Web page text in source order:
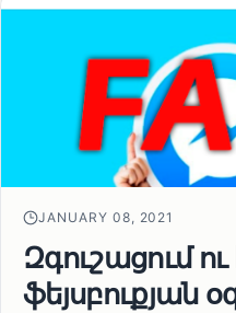
JANUARY 08, 2021
Զգուշացում
ֆեյսբուքյան